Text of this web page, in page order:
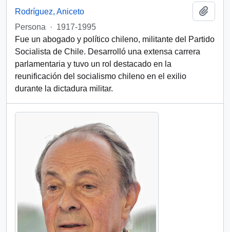
Rodríguez, Aniceto
Persona
· 1917-1995
Fue un abogado y político chileno, militante del Partido
Socialista de Chile. Desarrolló una extensa carrera
parlamentaria y tuvo un rol destacado en la
reunificación del socialismo chileno en el exilio
durante la dictadura militar.